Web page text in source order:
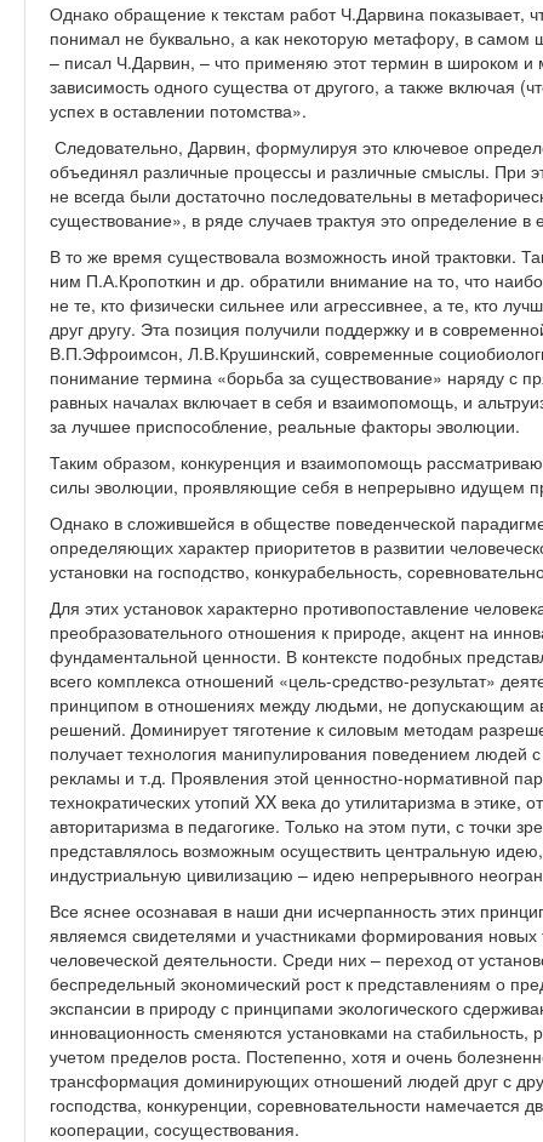
Однако обращение к текстам работ Ч.Дарвина показывает,
понимал не буквально, а как некоторую метафору, в
– писал Ч.Дарвин, – что применяю этот термин в широком
зависимость одного существа от другого, а также включая
успех в оставлении потомства».
Следовательно, Дарвин, формулируя это ключевое
объединял различные процессы и различные смыслы. При
не всегда были достаточно последовательны в
существование», в ряде случаев трактуя это определение в
В то же время существовала возможность иной трактовки.
ним П.А.Кропоткин и др. обратили внимание на то, что
не те, кто физически сильнее или агрессивнее, а те, кто
друг другу. Эта позиция получили поддержку и в
В.П.Эфроимсон, Л.В.Крушинский, современные
понимание термина «борьба за существование» наряду с
равных началах включает в себя и взаимопомощь, и
за лучшее приспособление, реальные факторы эволюции.
Таким образом, конкуренция и взаимопомощь
силы эволюции, проявляющие себя в непрерывно идущем
Однако в сложившейся в обществе поведенческой
определяющих характер приоритетов в развитии
установки на господство, конкурабельность,
Для этих установок характерно противопоставление
преобразовательного отношения к природе, акцент на
фундаментальной ценности. В контексте подобных
всего комплекса отношений «цель-средство-результат»
принципом в отношениях между людьми, не допускающим
решений. Доминирует тяготение к силовым методам
получает технология манипулирования поведением
рекламы и т.д. Проявления этой ценностно-нормативной
технократических утопий XX века до утилитаризма в этике,
авторитаризма в педагогике. Только на этом пути, с точки
представлялось возможным осуществить центральную
индустриальную цивилизацию – идею непрерывного
Все яснее осознавая в наши дни исчерпанность этих
являемся свидетелями и участниками формирования
человеческой деятельности. Среди них – переход от
беспредельный экономический рост к представлениям о
экспансии в природу с принципами экологического
инновационность сменяются установками на стабильность,
учетом пределов роста. Постепенно, хотя и очень
трансформация доминирующих отношений людей друг с
господства, конкуренции, соревновательности намечается
кооперации, сосуществования.